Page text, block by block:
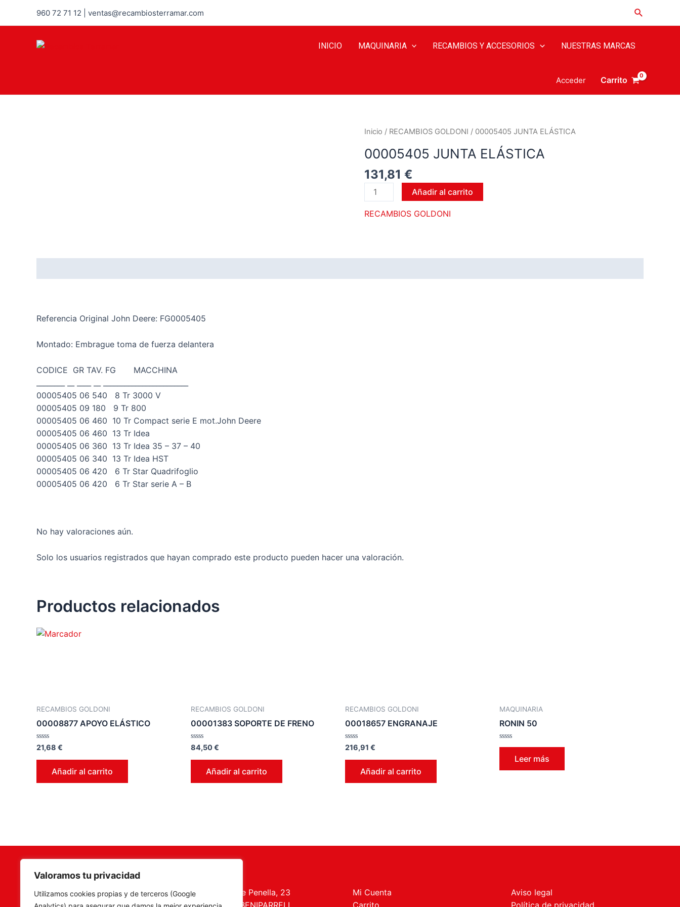
Valoramos tu privacidad
Utilizamos cookies propias y de terceros (Google
960 72 71 12 | ventas@recambiosterramar.com
INICIO MAQUINARIA RECAMBIOS Y ACCESORIOS NUESTRAS MARCAS
Acceder Carrito
Inicio / RECAMBIOS GOLDONI / 00005405 JUNTA ELÁSTICA
00005405 JUNTA ELÁSTICA
131,81 €
Añadir al carrito
RECAMBIOS GOLDONI
Referencia Original John Deere: FG0005405
Montado: Embrague toma de fuerza delantera
CODICE GR TAV. FG MACCHINA
00005405 06 540 8 Tr 3000 V
00005405 09 180 9 Tr 800
00005405 06 460 10 Tr Compact serie E mot.John Deere
00005405 06 460 13 Tr Idea
00005405 06 360 13 Tr Idea 35 – 37 – 40
00005405 06 340 13 Tr Idea HST
00005405 06 420 6 Tr Star Quadrifoglio
00005405 06 420 6 Tr Star serie A – B
No hay valoraciones aún.
Solo los usuarios registrados que hayan comprado este producto pueden hacer una valoración.
Productos relacionados
RECAMBIOS GOLDONI
00008877 APOYO ELÁSTICO
Valorado
en
0
21,68 €
Añadir al carrito
RECAMBIOS GOLDONI
00001383 SOPORTE DE FRENO
Valorado
en
0
84,50€
Añadir al carrito
RECAMBIOS GOLDONI
00018657 ENGRANAJE
Valorado
en
0
216,91 €
Añadir al carrito
MAQUINARIA
RONIN 50
Valorado
5
Leer más
Terramar Agrosoluciones
especialistas en venta de
Camí Font de Penella, 23
C.P. 46469 BENIPARRELL
Mi Cuenta
Carrito
Aviso legal
Política de privacidad